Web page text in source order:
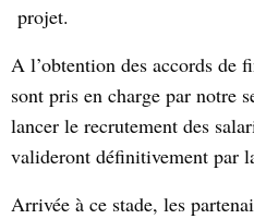
projet.
A l’obtention des accords de
sont pris en charge par notre
lancer le recrutement des
valideront définitivement par
Arrivée à ce stade, les